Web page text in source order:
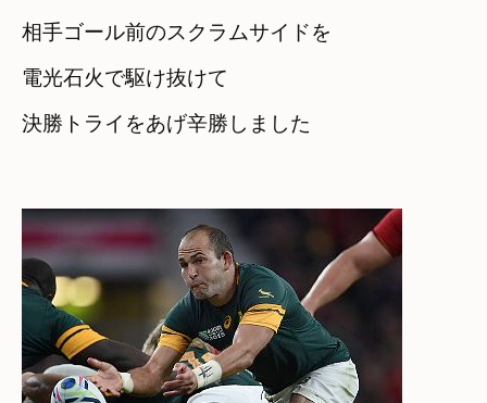
相手ゴール前のスクラムサイドを
電光石火で駆け抜けて
決勝トライをあげ辛勝しました